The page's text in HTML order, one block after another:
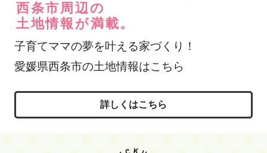
西条市周辺の
土地情報が満載。
子育てママの夢を叶える家づくり！
愛媛県西条市の土地情報はこちら
詳しくはこちら